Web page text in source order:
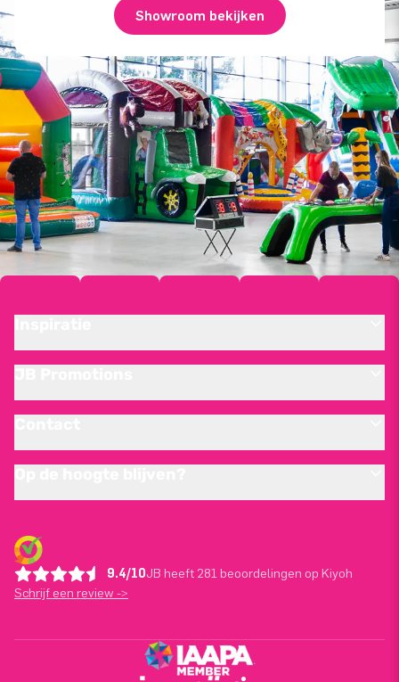
Showroom bekijken
9.4/10JB heeft 281 beoordelingen op Kiyoh
Schrijf een review ->